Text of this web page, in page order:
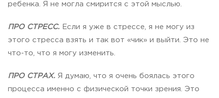
ребенка. Я не могла смирится с этой мыслью.
ПРО СТРЕСС. Если я уже в стрессе, я не могу из
этого стресса взять и так вот «чик» и выйти. Это не
что-то, что я могу изменить.
ПРО СТРАХ. Я думаю, что я очень боялась этого
процесса именно с физической точки зрения. Это